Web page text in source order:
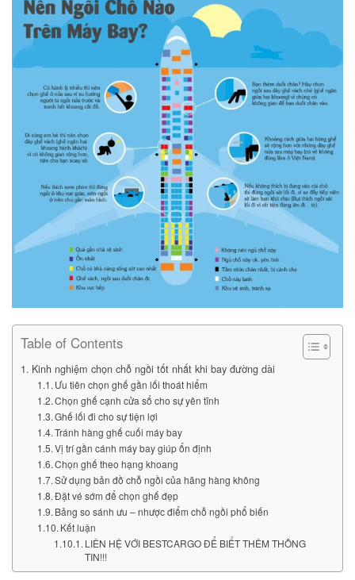
Table of Contents
Kinh nghiệm chọn chỗ ngồi tốt nhất khi bay đường dài
Ưu tiên chọn ghế gần lối thoát hiểm
Chọn ghế cạnh cửa sổ cho sự yên tĩnh
Ghế lối đi cho sự tiện lợi
Tránh hàng ghế cuối máy bay
Vị trí gần cánh máy bay giúp ổn định
Chọn ghế theo hạng khoang
Sử dụng bản đồ chỗ ngồi của hãng hàng không
Đặt vé sớm để chọn ghế đẹp
Bảng so sánh ưu – nhược điểm chỗ ngồi phổ biến
Kết luận
LIÊN HỆ VỚI BESTCARGO ĐỂ BIẾT THÊM THÔNG
TIN!!!